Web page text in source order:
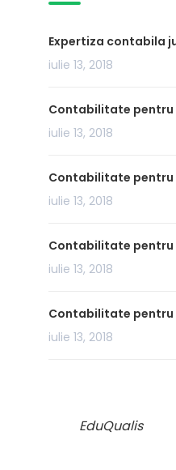
Expertiza contabila
iulie 13, 2018
Contabilitate pentru
iulie 13, 2018
Contabilitate pentru
iulie 13, 2018
Contabilitate pentru
iulie 13, 2018
Contabilitate pentru
iulie 13, 2018
EduQualis